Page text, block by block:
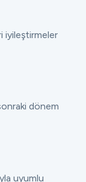
iyileştirmeler
dönem
uyumlu